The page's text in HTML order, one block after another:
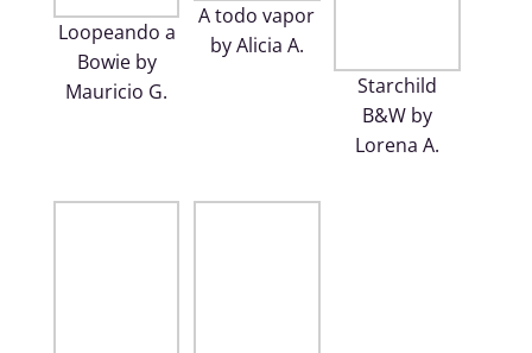
Loopeando a
Bowie by
Mauricio G.
A todo vapor
by Alicia A.
Starchild
B&W by
Lorena A.